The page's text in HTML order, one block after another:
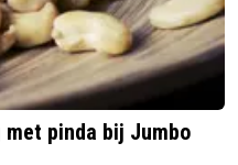
pinda bij Jumbo